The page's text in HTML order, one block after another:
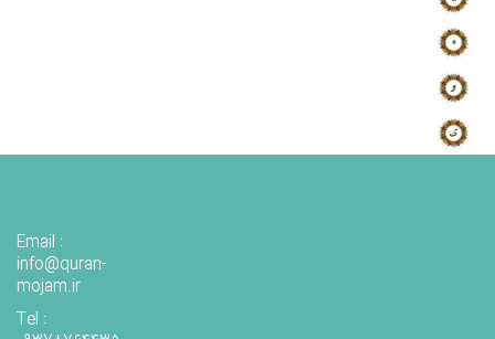
Email :
info@quran-
mojam.ir
Tel :